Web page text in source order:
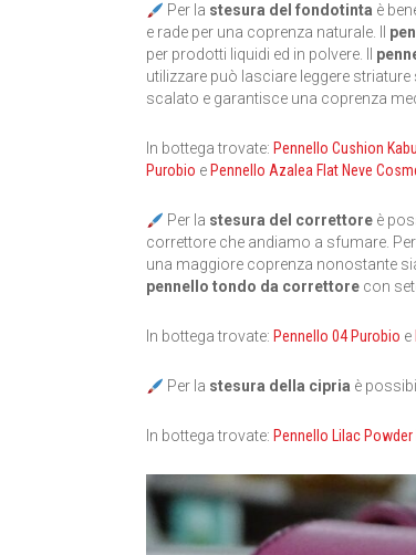
Per la stesura del fondotinta è
e rade per una coprenza naturale. Il
per prodotti liquidi ed in polvere. Il
utilizzare può lasciare leggere striature
scalato e garantisce una coprenza
In bottega trovate: Pennello Cushion
Purobio e Pennello Azalea Flat Neve
Per la stesura del correttoreè
correttore che andiamo a sfumare. Per
una maggiore coprenza nonostante
pennello tondo da correttore con
In bottega trovate: Pennello 04 Purobio e
Per la stesura della cipria è
In bottega trovate: Pennello Lilac